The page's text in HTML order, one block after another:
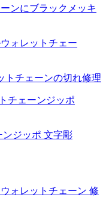
ンにブラックメッキ
トチェーンの切れ修理
ンジッポ 文字彫
ォレットチェーン 修